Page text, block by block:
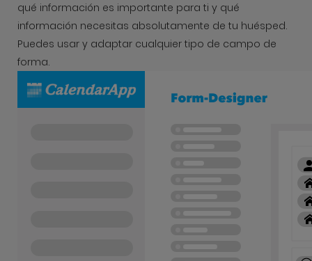
qué información es importante para ti y qué
información necesitas absolutamente de tu huésped.
Puedes usar y adaptar cualquier tipo de campo de
forma.